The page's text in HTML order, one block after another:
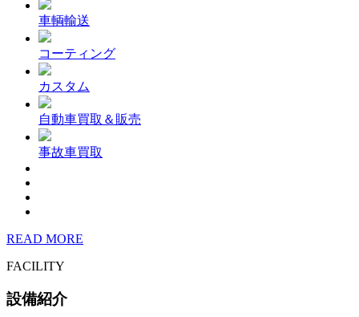
車輌輸送
コーティング
カスタム
自動車買取＆販売
事故車買取
READ MORE
FACILITY
設備紹介